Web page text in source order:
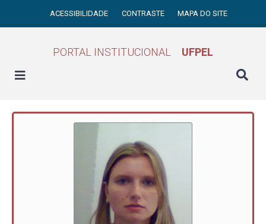
ACESSIBILIDADE CONTRASTE MAPA DO SITE
PORTAL INSTITUCIONAL UFPEL